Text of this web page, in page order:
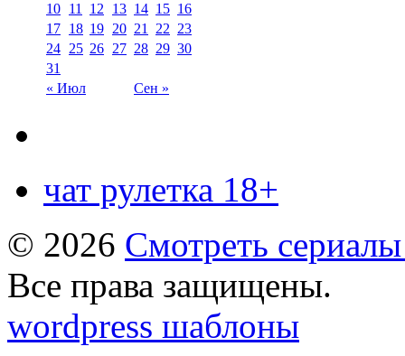
« Июл Сен »
10 11 12 13 14 15 16
17 18 19 20 21 22 23
24 25 26 27 28 29 30
31
чат рулетка 18+
© 2026 Смотреть
Все права защищены.
wordpress шаблоны